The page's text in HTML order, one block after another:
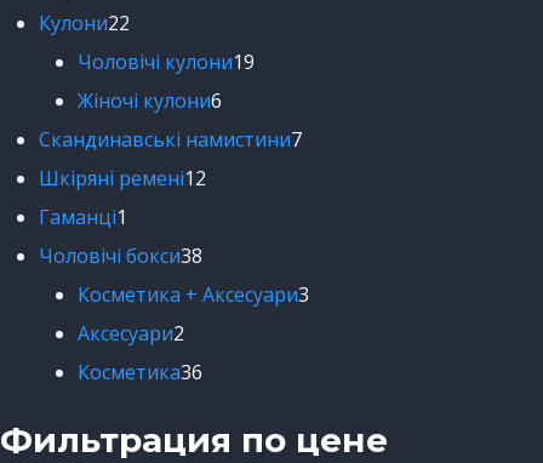
Кулони22
Чоловічі кулони19
Жіночі кулони6
Скандинавські намистини7
Шкіряні ремені12
Гаманці1
Чоловічі бокси38
Косметика + Аксесуари3
Аксесуари2
Косметика36
Фильтрация по цене